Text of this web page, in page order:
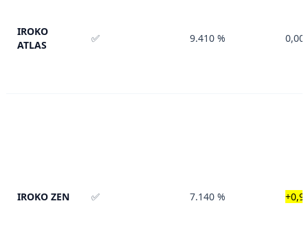
IROKO
ATLAS
✅ 9.410 % 0,00
IROKO ZEN ✅ 7.140 %